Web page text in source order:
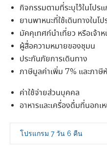
กิจกรรมตามที่ระบุไว้ในโปร
ยานพาหนะที่ใช้เดินทางในโ
มัคคุเทศก์นำเที่ยว หรือเจ้าห
ผู้สื่อความหมายของชุมน
ประกันภัยการเดินทาง
ภาษีมูลค่าเพิ่ม 7% และภา
ค่าใช้จ่ายส่วนบุคคล
อาหารและเครื่องดื่มที่นอกเ
โปรแกรม 7 วัน 6 คืน